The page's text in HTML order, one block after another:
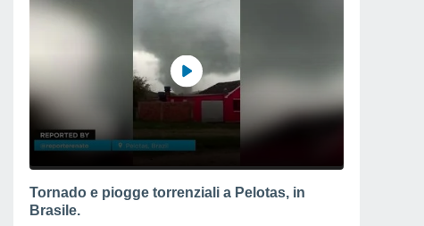
Tornado e piogge torrenziali a Pelotas, in
Brasile.